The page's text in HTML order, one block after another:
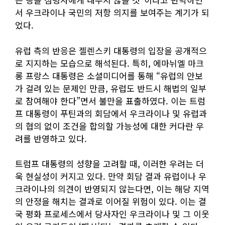
서 우크라이나 국민의 저항 의지를 보여주는 계기가 되
었다.
유럽 측의 반응은 젤렌스키 대통령의 입장을 공개적으
로 지지하는 모습으로 해석된다. 특히, 에마뉘엘 마크
롱 프랑스 대통령은 소셜미디어를 통해 “유럽의 안보
가 걸려 있는 문제인 만큼, 유럽도 반드시 해법의 일부
로 참여해야 한다”면서 불만을 표출하였다. 이는 트럼
프 대통령이 푸틴과의 회담에서 우크라이나 및 유럽과
의 협의 없이 조건을 합의할 가능성에 대한 커다란 우
려를 반영하고 있다.
트럼프 대통령의 성향을 고려할 때, 이러한 우려는 더
욱 현실성이 커지고 있다. 만약 회담 결과 유럽이나 우
크라이나의 의견이 반영되지 않는다면, 이는 해당 지역
의 안정을 해치는 결과로 이어질 위험이 있다. 이는 결
국 평화 프로세스에서 당사자인 우크라이나 및 그 이웃